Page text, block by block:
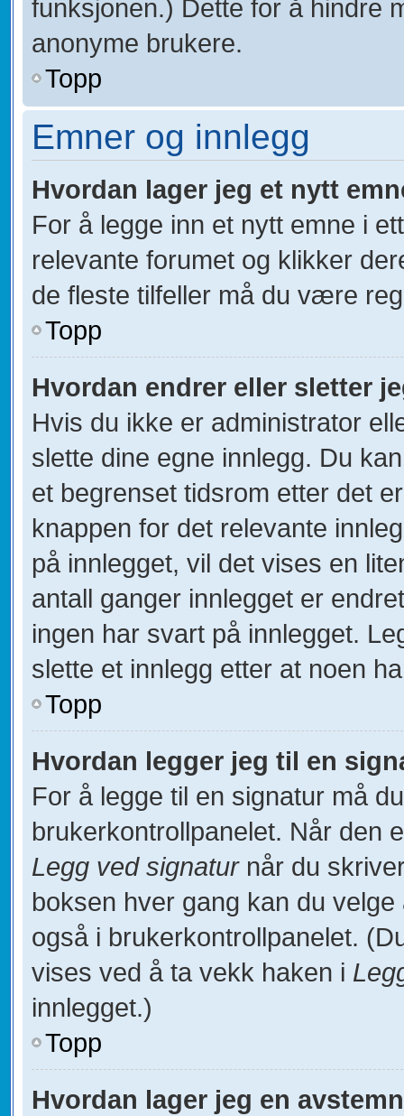
funksjonen.) Dette for å hindre
anonyme brukere.
Topp
Emner og innlegg
Hvordan lager jeg et nytt
For å legge inn et nytt emne i
relevante forumet og klikker
de fleste tilfeller må du være
Topp
Hvordan endrer eller sletter
Hvis du ikke er administrator
slette dine egne innlegg. Du
et begrenset tidsrom etter det
knappen for det relevante
på innlegget, vil det vises en
antall ganger innlegget er
ingen har svart på innlegget.
slette et innlegg etter at noen
Topp
Hvordan legger jeg til en
For å legge til en signatur må
brukerkontrollpanelet. Når den
Legg ved signaturnår du
boksen hver gang kan du
også i brukerkontrollpanelet.
vises ved å ta vekk haken i
innlegget.)
Topp
Hvordan lager jeg en